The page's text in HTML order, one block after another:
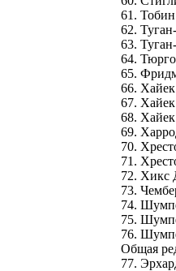
61.
62.
63.
64.
65.
66.
67.
68. Хайек
69.
70.
71.
72. Хикс
73.
74.
75.
76.
Общая
77.